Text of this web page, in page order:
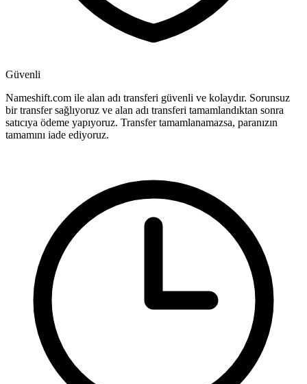
Güvenli
Nameshift.com ile alan adı transferi güvenli ve kolaydır. Sorunsuz
bir transfer sağlıyoruz ve alan adı transferi tamamlandıktan sonra
satıcıya ödeme yapıyoruz. Transfer tamamlanamazsa, paranızın
tamamını iade ediyoruz.